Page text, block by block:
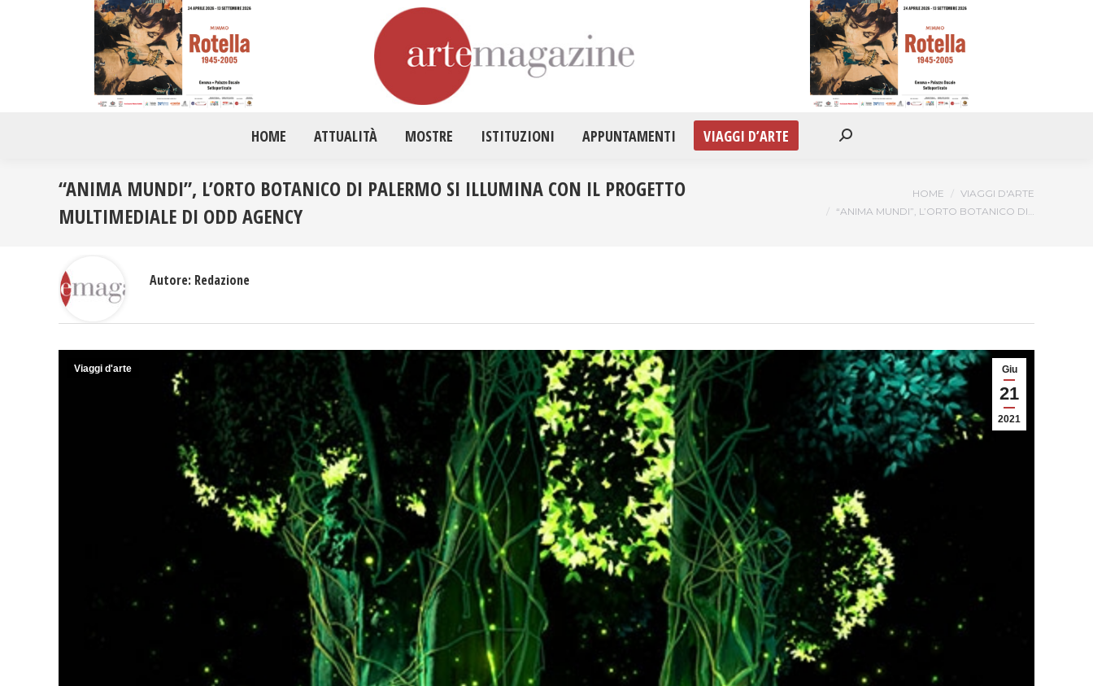
HOME ATTUALITÀ MOSTRE ISTITUZIONI APPUNTAMENTI VIAGGI D’ARTE Cerca:
“ANIMA MUNDI”, L’ORTO BOTANICO DI PALERMO SI ILLUMINA CON IL PROGETTO
MULTIMEDIALE DI ODD AGENCY
HOME
VIAGGI D'ARTE
“ANIMA MUNDI”, L’ORTO BOTANICO DI…
Giu
21
2021
Viaggi d'arte
Autore: Redazione
HOME APPUNTAMENTI VIAGGI D’ARTE